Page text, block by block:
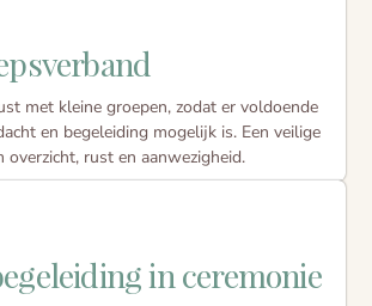
met kleine groepen, zodat er voldoende
en begeleiding mogelijk is. Een veilige
overzicht, rust en aanwezigheid.
in ceremonie